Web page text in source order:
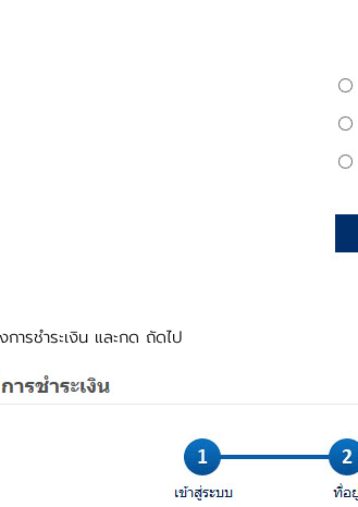
ารชำระเงิน และกด ถัดไป